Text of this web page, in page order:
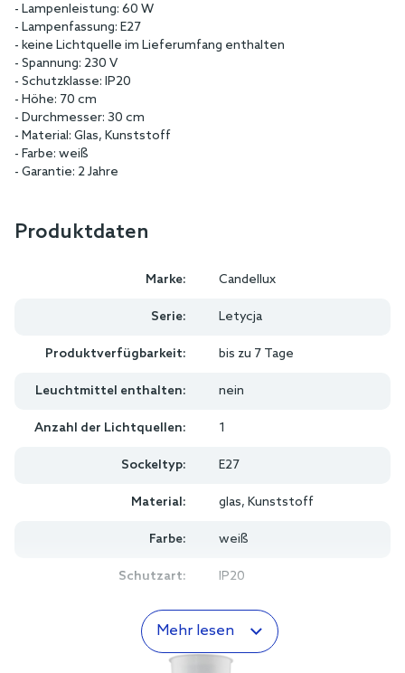
- Lampenleistung: 60 W
- Lampenfassung: E27
- keine Lichtquelle im Lieferumfang enthalten
- Spannung: 230 V
- Schutzklasse: IP20
- Höhe: 70 cm
- Durchmesser: 30 cm
- Material: Glas, Kunststoff
- Farbe: weiß
- Garantie: 2 Jahre
Produktdaten
Marke: Candellux
Serie: Letycja
Produktverfügbarkeit: bis zu 7 Tage
Leuchtmittel enthalten: nein
Anzahl der Lichtquellen: 1
Sockeltyp: E27
Material: glas, Kunststoff
Farbe: weiß
Schutzart: IP20
Mehr lesen